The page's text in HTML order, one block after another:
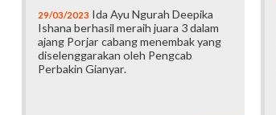
29/03/2023 Ida Ayu Ngurah Deepika
Ishana berhasil meraih juara 3 dalam
ajang Porjar cabang menembak yang
diselenggarakan oleh Pengcab
Perbakin Gianyar.